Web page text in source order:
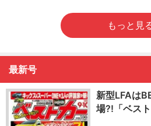
もっと見
最新号
新型LFAは
場?!「ベス